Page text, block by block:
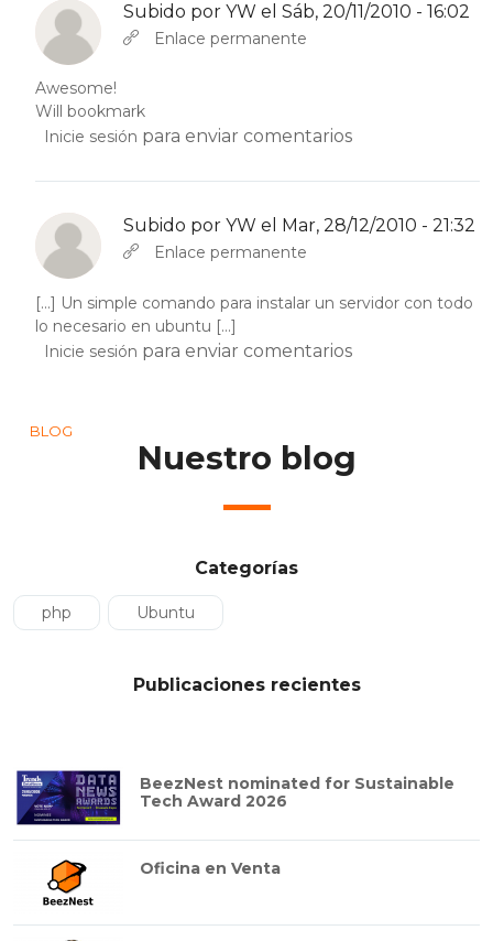
Subido por YW el Sáb, 20/11/2010 - 16:02
En respuesta a Abbas molior tincidunt…
Enlace permanente
Awesome!
Will bookmark
Inicie sesión para enviar comentarios
Subido por YW el Mar, 28/12/2010 - 21:32
En respuesta a Abbas molior tincidunt…
Enlace permanente
[...] Un simple comando para instalar un servidor con todo
lo necesario en ubuntu [...]
Inicie sesión para enviar comentarios
BLOG
Nuestro blog
Categorías
php Ubuntu
Publicaciones recientes
BeezNest nominated for Sustainable
Tech Award 2026
Oficina en Venta